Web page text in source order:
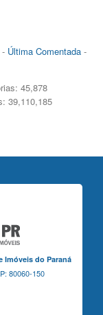
- Última Comentada-
45,878
39,110,185
Imóveis do Paraná
80060-150